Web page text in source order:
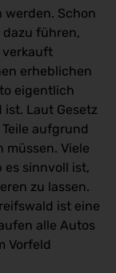
werden. Schon
führen,
verkauft
erheblichen
eigentlich
Laut Gesetz
aufgrund
müssen. Viele
es sinnvoll ist,
zu lassen.
ist eine
alle Autos
Vorfeld